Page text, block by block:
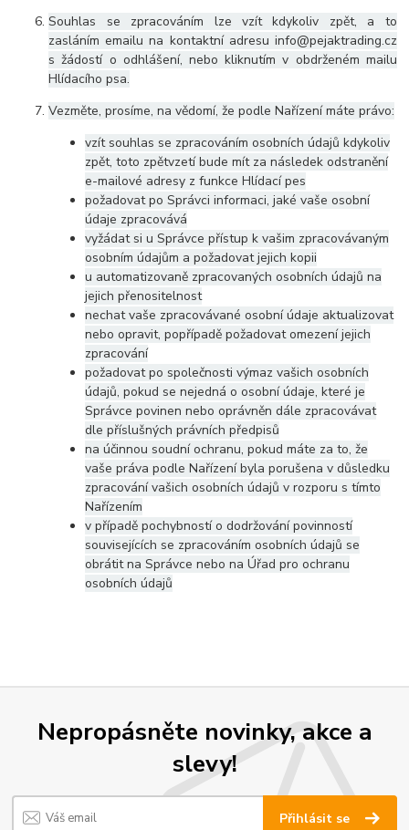
Souhlas se zpracováním lze vzít kdykoliv zpět, a to
zasláním emailu na kontaktní adresu info@pejaktrading.cz
s žádostí o odhlášení, nebo kliknutím v obdrženém mailu
Hlídacího psa.
Vezměte, prosíme, na vědomí, že podle Nařízení máte právo:
vzít souhlas se zpracováním osobních údajů kdykoliv
zpět, toto zpětvzetí bude mít za následek odstranění
e-mailové adresy z funkce Hlídací pes
požadovat po Správci informaci, jaké vaše osobní
údaje zpracovává
vyžádat si u Správce přístup k vašim zpracovávaným
osobním údajům a požadovat jejich kopii
u automatizovaně zpracovaných osobních údajů na
jejich přenositelnost
nechat vaše zpracovávané osobní údaje aktualizovat
nebo opravit, popřípadě požadovat omezení jejich
zpracování
požadovat po společnosti výmaz vašich osobních
údajů, pokud se nejedná o osobní údaje, které je
Správce povinen nebo oprávněn dále zpracovávat
dle příslušných právních předpisů
na účinnou soudní ochranu, pokud máte za to, že
vaše práva podle Nařízení byla porušena v důsledku
zpracování vašich osobních údajů v rozporu s tímto
Nařízením
v případě pochybností o dodržování povinností
souvisejících se zpracováním osobních údajů se
obrátit na Správce nebo na Úřad pro ochranu
osobních údajů
Nepropásněte novinky, akce a
slevy!
Přihlásit se